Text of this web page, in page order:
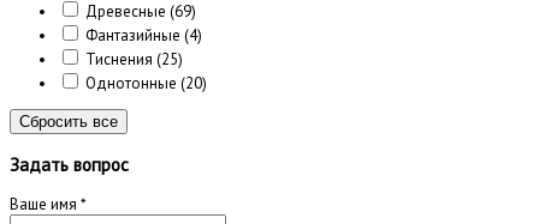
Древесные (69)
Фантазийные (4)
Тиснения (25)
Однотонные (20)
Сбросить все
Задать вопрос
Ваше имя *